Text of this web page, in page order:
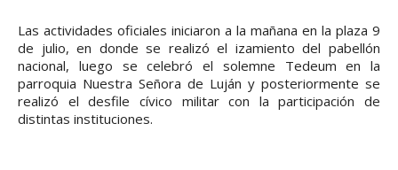
Las actividades oficiales iniciaron a la mañana en la plaza 9
de julio, en donde se realizó el izamiento del pabellón
nacional, luego se celebró el solemne Tedeum en la
parroquia Nuestra Señora de Luján y posteriormente se
realizó el desfile cívico militar con la participación de
distintas instituciones.